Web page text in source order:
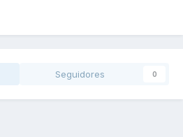
Seguidores 0